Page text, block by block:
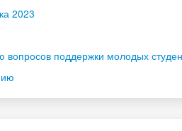
2023
поддержки молодых